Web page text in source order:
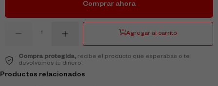
Comprar ahora
Agregar al carrito
Compra protegida,recibe el producto que esperabas o te
devolvemos tu dinero.
Productos relacionados